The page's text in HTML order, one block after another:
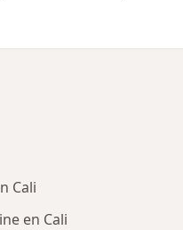
Cali
en Cali